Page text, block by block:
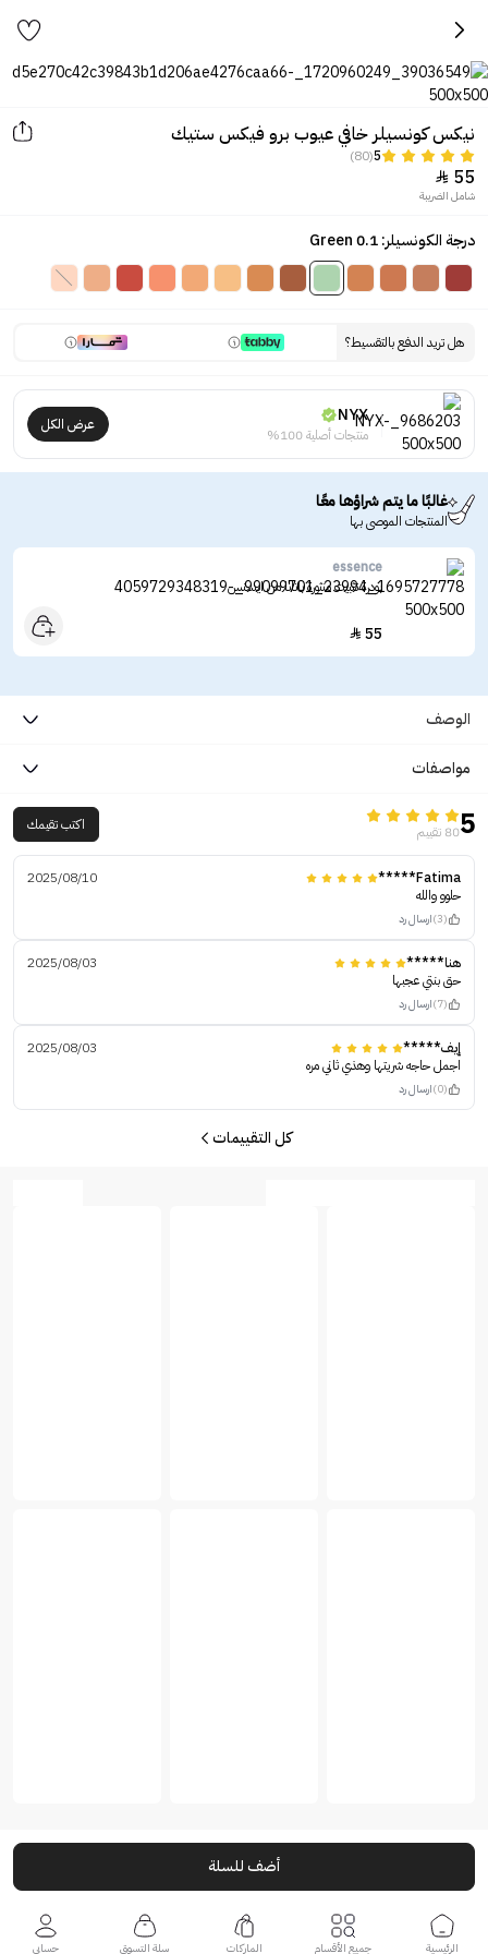
نيكس كونسيلر خافي عيوب برو فيكس ستيك
5
(80)
55

شامل الضريبة
درجة الكونسيلر: 0.1 Green
هل تريد الدفع بالتقسيط؟
NYX
منتجات أصلية 100%
عرض الكل
غالبًا ما يتم شراؤها معًا
المنتجات الموصى بها
essence
بودرة تثبيت منثورة بانانا من ايسنس
55

الوصف
مواصفات
580 تقييم اكتب تقيمك
Fatima*****
2025/08/10
حلوو والله
(3) ارسال رد
هنا*****
2025/08/03
حق بنتي عجبها
(7) ارسال رد
إيف*****
2025/08/03
اجمل حاجه شريتها وهذي ثاني مره
(0) ارسال رد
كل التقييمات
أضف للسلة
الرئيسية جميع الأقسام الماركات سلة التسوق حسابي